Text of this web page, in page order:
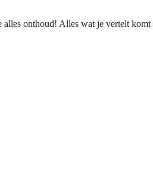
onthoud! Alles wat je vertelt